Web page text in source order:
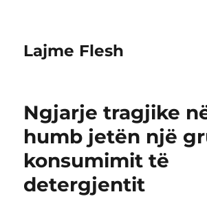
Lajme Flesh
Ngjarje tragjike
humb jetën një
konsumimit të
detergjentit